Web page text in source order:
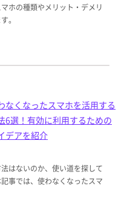
ホの種類やメリット・デメリ
。
なくなったスマホを活用する
6選！有効に利用するための
デアを紹介
はないのか、使い道を探して
事では、使わなくなったスマ